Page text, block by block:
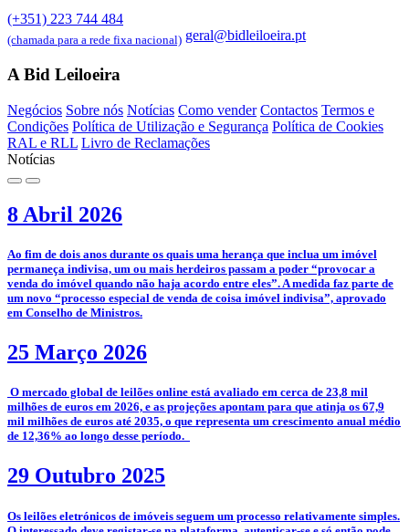
(+351) 223 744 484
(chamada para a rede fixa nacional) geral@bidleiloeira.pt
A Bid Leiloeira
Negócios Sobre nós Notícias Como vender Contactos Termos e
Condições Política de Utilização e Segurança Política de Cookies
RAL e RLL Livro de Reclamações
Notícias
8 Abril 2026
­Ao fim de dois anos durante os quais uma herança que inclua um imóvel
permaneça indivisa, um ou mais herdeiros passam a poder “provocar a
venda do imóvel quando não haja acordo entre eles”. A medida faz parte de
um novo “processo especial de venda de coisa imóvel indivisa”, aprovado
em Conselho de Ministros.
25 Março 2026
­­ O mercado global de leilões online está avaliado em cerca de 23,8 mil
milhões de euros em 2026, e as projeções apontam para que atinja os 67,9
mil milhões de euros até 2035, o que representa um crescimento anual médio
de 12,36% ao longo desse período.
29 Outubro 2025
­­Os leilões eletrónicos de imóveis seguem um processo relativamente simples.